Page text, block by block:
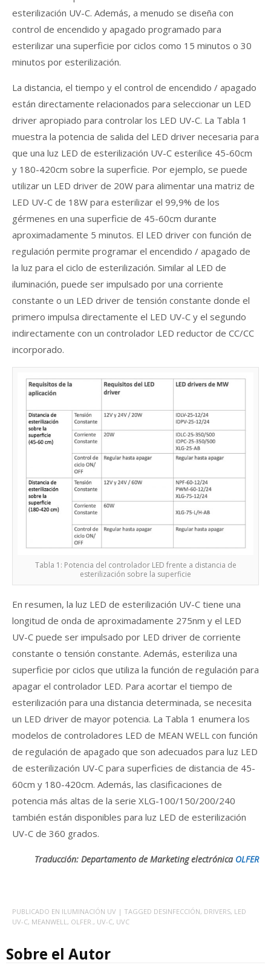
esterilización UV-C. Además, a menudo se diseña con
control de encendido y apagado programado para
esterilizar una superficie por ciclos como 15 minutos o 30
minutos por esterilización.
La distancia, el tiempo y el control de encendido / apagado
están directamente relacionados para seleccionar un LED
driver apropiado para controlar los LED UV-C. La Tabla 1
muestra la potencia de salida del LED driver necesaria para
que una luz LED de esterilización UV-C esterilice 45-60cm
y 180-420cm sobre la superficie. Por ejemplo, se puede
utilizar un LED driver de 20W para alimentar una matriz de
LED UV-C de 18W para esterilizar el 99,9% de los
gérmenes en una superficie de 45-60cm durante
aproximadamente 5 minutos. El LED driver con función de
regulación permite programar el encendido / apagado de
la luz para el ciclo de esterilización. Similar al LED de
iluminación, puede ser impulsado por una corriente
constante o un LED driver de tensión constante donde el
primero impulsa directamente el LED UV-C y el segundo
indirectamente con un controlador LED reductor de CC/CC
incorporado.
Tabla 1: Potencia del controlador LED frente a distancia de
esterilización sobre la superficie
En resumen, la luz LED de esterilización UV-C tiene una
longitud de onda de aproximadamente 275nm y el LED
UV-C puede ser impulsado por LED driver de corriente
constante o tensión constante. Además, esteriliza una
superficie por ciclos que utiliza la función de regulación para
apagar el controlador LED. Para acortar el tiempo de
esterilización para una distancia determinada, se necesita
un LED driver de mayor potencia. La Tabla 1 enumera los
modelos de controladores LED de MEAN WELL con función
de regulación de apagado que son adecuados para luz LED
de esterilización UV-C para superficies de distancia de 45-
60cm y 180-420cm. Además, las clasificaciones de
potencia más altas de la serie XLG-100/150/200/240
también están disponibles para luz LED de esterilización
UV-C de 360 ​​grados.
Traducción: Departamento de Marketing electrónica OLFER
PUBLICADO EN ILUMINACIÓN UV | TAGGED DESINFECCIÓN, DRIVERS, LED
UV-C, MEANWELL, OLFER., UV-C, UVC
Sobre el Autor